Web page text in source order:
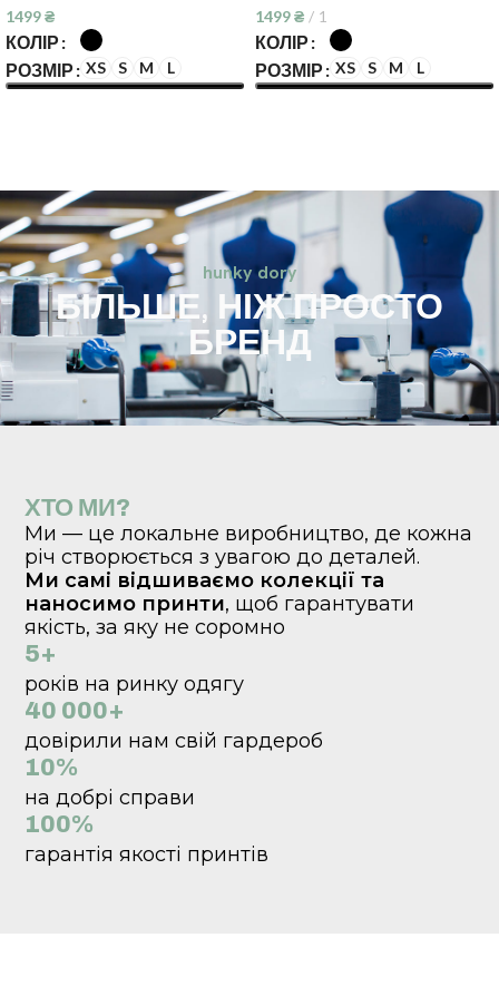
1499₴
КОЛІР
РОЗМІР
XS S M L
1499₴ 1
КОЛІР
РОЗМІР
XS S M L
hunky dory
БІЛЬШЕ, НІЖ ПРОСТО
БРЕНД
ХТО МИ?
Ми — це локальне виробництво, де кожна
річ створюється з увагою до деталей.
Ми самі відшиваємо колекції та
наносимо принти, щоб гарантувати
якість, за яку не соромно
5+
років на ринку одягу
40 000+
довірили нам свій гардероб
10%
на добрі справи
100%
гарантія якості принтів